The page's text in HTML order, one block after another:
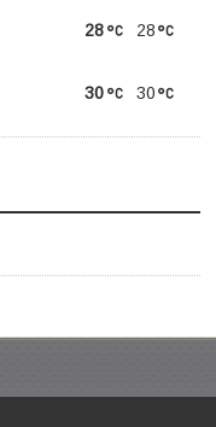
28
28
30
30